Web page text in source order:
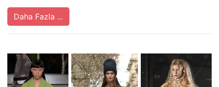
Daha Fazla ...